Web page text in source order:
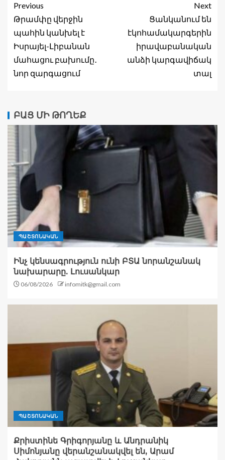
Previous
Թրամփը վերջին
պահին կանխել է
Իսրայել-Լիբանան
մահացու բախումը․
նոր զարգացում
Next
Ցանկանում են
էկոհամակարգերին
իրավաբանական
անձի կարգավիճակ
տալ
ԲԱՑ ՄԻ ԹՈՂԵՔ
ՊԱՇՏՈՆԱԿԱՆ
Ինչ կենսագրություն ունի ԲՏԱ նորանշանակ
նախարարը. Լուսանկար
06/08/2026 infomitk@gmail.com
ՊԱՇՏՈՆԱԿԱՆ
Քրիստինե Գրիգորյանը և Անդրանիկ
Սիմոնյանը վերանշանակվել են, Արամ